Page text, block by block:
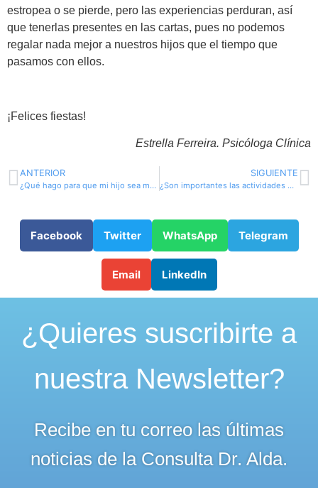
estropea o se pierde, pero las experiencias perduran, así
que tenerlas presentes en las cartas, pues no podemos
regalar nada mejor a nuestros hijos que el tiempo que
pasamos con ellos.
¡Felices fiestas!
Estrella Ferreira. Psicóloga Clínica
ANTERIOR
¿Qué hago para que mi hijo sea más responsable y autónomo?
SIGUIENTE
¿Son importantes las actividades extraescolares?
Facebook Twitter WhatsApp Telegram
Email LinkedIn
¿Quieres suscribirte a
nuestra Newsletter?
Recibe en tu correo las últimas
noticias de la Consulta Dr. Alda.